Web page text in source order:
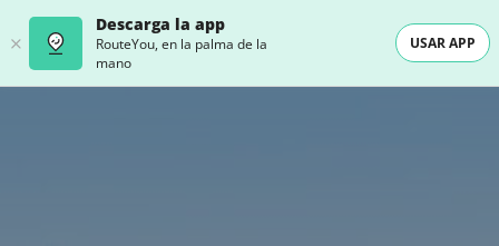
Descarga la app
RouteYou, en la palma de la
mano
USAR APP